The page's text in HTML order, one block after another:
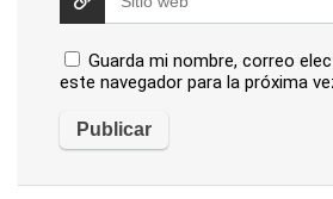
Guarda mi nombre, correo
este navegador para la próxima